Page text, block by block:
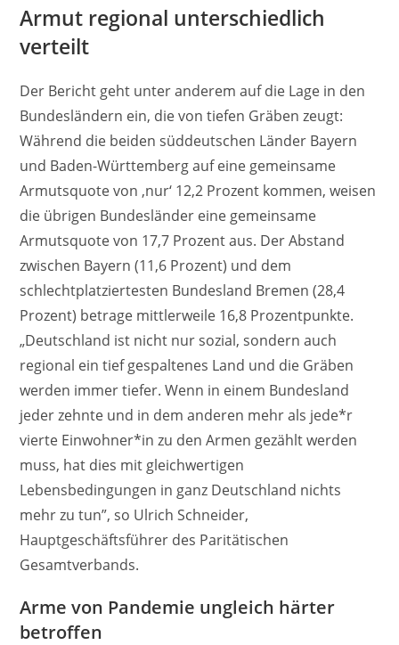
Armut regional unterschiedlich
verteilt
Der Bericht geht unter anderem auf die Lage in den
Bundesländern ein, die von tiefen Gräben zeugt:
Während die beiden süddeutschen Länder Bayern
und Baden-Württemberg auf eine gemeinsame
Armutsquote von ‚nur‘ 12,2 Prozent kommen, weisen
die übrigen Bundesländer eine gemeinsame
Armutsquote von 17,7 Prozent aus. Der Abstand
zwischen Bayern (11,6 Prozent) und dem
schlechtplatziertesten Bundesland Bremen (28,4
Prozent) betrage mittlerweile 16,8 Prozentpunkte.
„Deutschland ist nicht nur sozial, sondern auch
regional ein tief gespaltenes Land und die Gräben
werden immer tiefer. Wenn in einem Bundesland
jeder zehnte und in dem anderen mehr als jede*r
vierte Einwohner*in zu den Armen gezählt werden
muss, hat dies mit gleichwertigen
Lebensbedingungen in ganz Deutschland nichts
mehr zu tun”, so Ulrich Schneider,
Hauptgeschäftsführer des Paritätischen
Gesamtverbands.
Arme von Pandemie ungleich härter
betroffen